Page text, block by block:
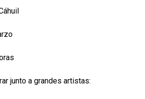
junto a grandes artistas: